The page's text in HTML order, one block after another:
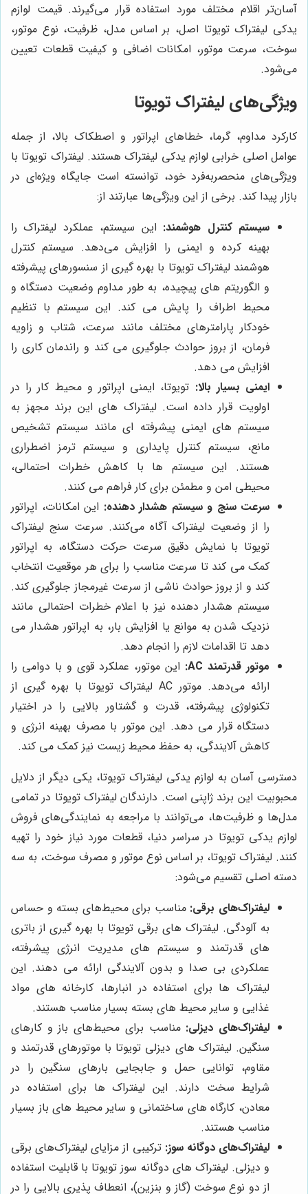
آسان‌تر اقلام مختلف مورد استفاده قرار می‌گیرند. قیمت لوازم
یدکی لیفتراک تویوتا اصل، بر اساس مدل، ظرفیت، نوع موتور،
سوخت، سرعت موتور، امکانات اضافی و کیفیت قطعات تعیین
می‌شود.
ویژگی‌های لیفتراک تویوتا
کارکرد مداوم، گرما، خطاهای اپراتور و اصطکاک بالا، از جمله
عوامل اصلی خرابی لوازم یدکی لیفتراک هستند. لیفتراک تویوتا با
ویژگی‌های منحصربه‌فرد خود، توانسته است جایگاه ویژه‌ای در
بازار پیدا کند. برخی از این ویژگی‌ها عبارتند از:
سیستم کنترل هوشمند: این سیستم، عملکرد لیفتراک را
بهینه کرده و ایمنی را افزایش می‌دهد. سیستم کنترل
هوشمند لیفتراک تویوتا با بهره گیری از سنسورهای پیشرفته
و الگوریتم های پیچیده، به طور مداوم وضعیت دستگاه و
محیط اطراف را پایش می کند. این سیستم با تنظیم
خودکار پارامترهای مختلف مانند سرعت، شتاب و زاویه
فرمان، از بروز حوادث جلوگیری می کند و راندمان کاری را
افزایش می دهد.
ایمنی بسیار بالا: تویوتا، ایمنی اپراتور و محیط کار را در
اولویت قرار داده است. لیفتراک های این برند مجهز به
سیستم های ایمنی پیشرفته ای مانند سیستم تشخیص
مانع، سیستم کنترل پایداری و سیستم ترمز اضطراری
هستند. این سیستم ها با کاهش خطرات احتمالی،
محیطی امن و مطمئن برای کار فراهم می کنند.
سرعت سنج و سیستم هشدار دهنده: این امکانات، اپراتور
را از وضعیت لیفتراک آگاه می‌کنند. سرعت سنج لیفتراک
تویوتا با نمایش دقیق سرعت حرکت دستگاه، به اپراتور
کمک می کند تا سرعت مناسب را برای هر موقعیت انتخاب
کند و از بروز حوادث ناشی از سرعت غیرمجاز جلوگیری کند.
سیستم هشدار دهنده نیز با اعلام خطرات احتمالی مانند
نزدیک شدن به موانع یا افزایش بار، به اپراتور هشدار می
دهد تا اقدامات لازم را انجام دهد.
موتور قدرتمند AC:
این موتور، عملکرد قوی و با دوامی را
ارائه می‌دهد. موتور AC لیفتراک تویوتا با بهره گیری از
تکنولوژی پیشرفته، قدرت و گشتاور بالایی را در اختیار
دستگاه قرار می دهد. این موتور با مصرف بهینه انرژی و
کاهش آلایندگی، به حفظ محیط زیست نیز کمک می کند.
دسترسی آسان به لوازم یدکی لیفتراک تویوتا، یکی دیگر از دلایل
محبوبیت این برند ژاپنی است. دارندگان لیفتراک تویوتا در تمامی
مدل‌ها و ظرفیت‌ها، می‌توانند با مراجعه به نمایندگی‌های فروش
لوازم یدکی تویوتا در سراسر دنیا، قطعات مورد نیاز خود را تهیه
کنند. لیفتراک تویوتا، بر اساس نوع موتور و مصرف سوخت، به سه
دسته اصلی تقسیم می‌شود:
لیفتراک‌های برقی: مناسب برای محیط‌های بسته و حساس
به آلودگی. لیفتراک های برقی تویوتا با بهره گیری از باتری
های قدرتمند و سیستم های مدیریت انرژی پیشرفته،
عملکردی بی صدا و بدون آلایندگی ارائه می دهند. این
لیفتراک ها برای استفاده در انبارها، کارخانه های مواد
غذایی و سایر محیط های بسته بسیار مناسب هستند.
لیفتراک‌های دیزلی: مناسب برای محیط‌های باز و کارهای
سنگین. لیفتراک های دیزلی تویوتا با موتورهای قدرتمند و
مقاوم، توانایی حمل و جابجایی بارهای سنگین را در
شرایط سخت دارند. این لیفتراک ها برای استفاده در
معادن، کارگاه های ساختمانی و سایر محیط های باز بسیار
مناسب هستند.
لیفتراک‌های دوگانه سوز: ترکیبی از مزایای لیفتراک‌های برقی
و دیزلی. لیفتراک های دوگانه سوز تویوتا با قابلیت استفاده
از دو نوع سوخت (گاز و بنزین)، انعطاف پذیری بالایی را در